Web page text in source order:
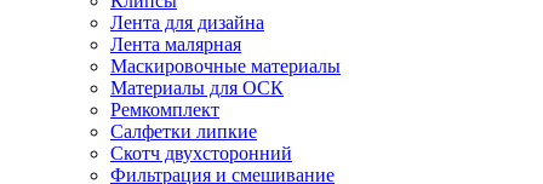
Лента для дизайна
Лента малярная
Маскировочные материалы
Материалы для ОСК
Ремкомплект
Салфетки липкие
Скотч двухсторонний
Фильтрация и смешивание